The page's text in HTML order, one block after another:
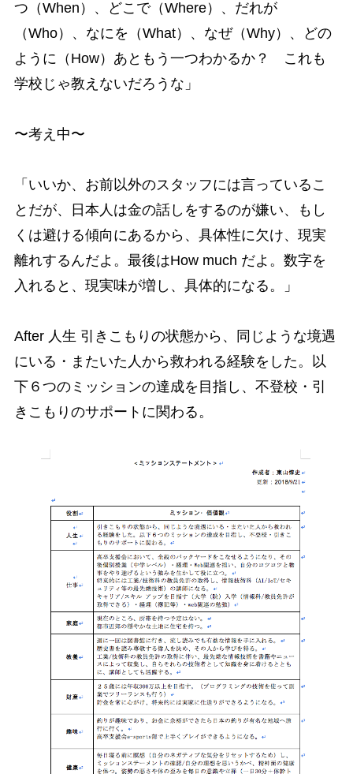
つ（When）、どこで（Where）、だれが
（Who）、なにを（What）、なぜ（Why）、どの
ように（How）あともう一つわかるか？ これも
学校じゃ教えないだろうな」
〜考え中〜
「いいか、お前以外のスタッフには言っているこ
とだが、日本人は金の話しをするのが嫌い、もし
くは避ける傾向にあるから、具体性に欠け、現実
離れするんだよ。最後はHow much だよ。数字を
入れると、現実味が増し、具体的になる。」
After 人生 引きこもりの状態から、同じような境遇
にいる・またいた人から救われる経験をした。以
下６つのミッションの達成を目指し、不登校・引
きこもりのサポートに関わる。